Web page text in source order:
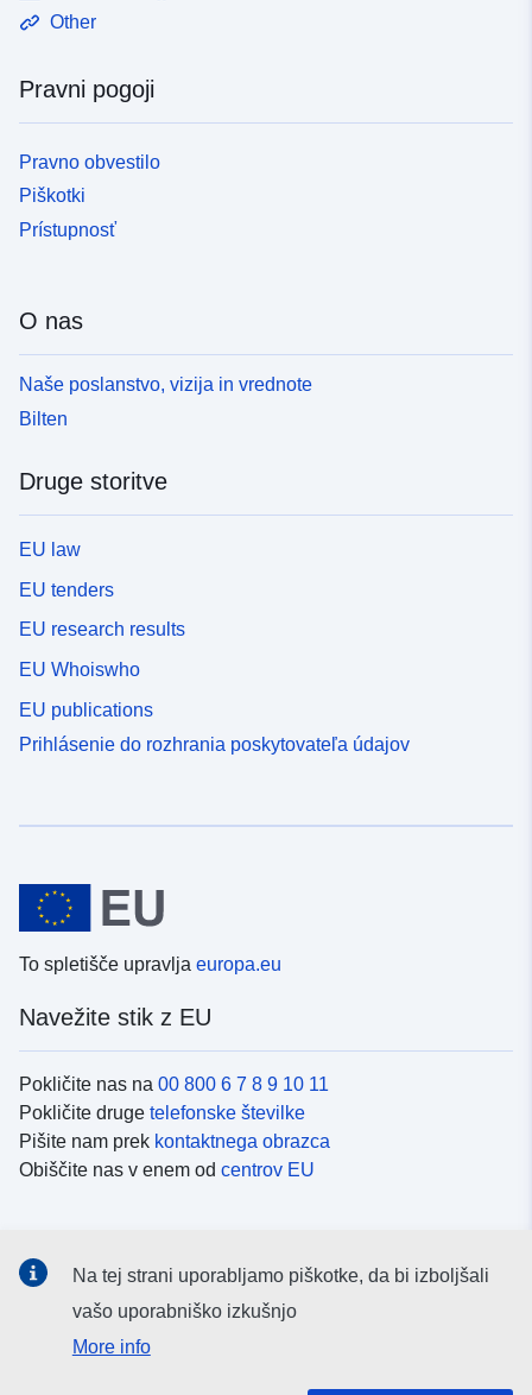
Other
Pravni pogoji
Pravno obvestilo
Piškotki
Prístupnosť
O nas
Naše poslanstvo, vizija in vrednote
Bilten
Druge storitve
EU law
EU tenders
EU research results
EU Whoiswho
EU publications
Prihlásenie do rozhrania poskytovateľa údajov
To spletišče upravlja europa.eu
Navežite stik z EU
Pokličite nas na 00 800 6 7 8 9 10 11
Pokličite druge telefonske številke
Pišite nam prek kontaktnega obrazca
Obiščite nas v enem od centrov EU
Iskanje podružbenih medijih EU
Na tej strani uporabljamo piškotke, da bi izboljšali
vašo uporabniško izkušnjo
More info